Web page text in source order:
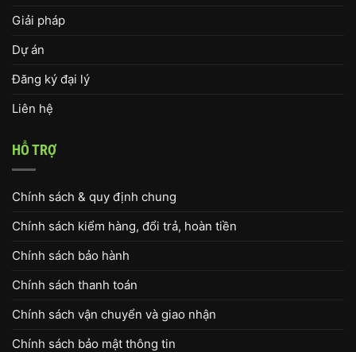
Giải pháp
Dự án
Đăng ký đại lý
Liên hệ
HỖ TRỢ
Chính sách & quy định chung
Chính sách kiểm hàng, đổi trả, hoàn tiền
Chính sách bảo hành
Chính sách thanh toán
Chính sách vận chuyển và giao nhận
Chính sách bảo mật thông tin